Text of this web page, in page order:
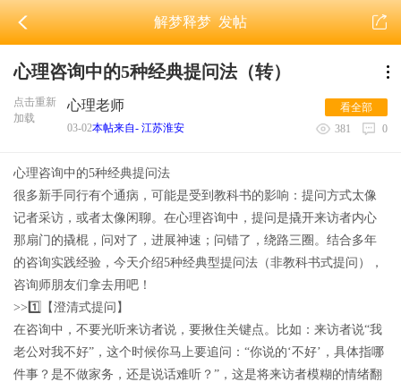
解梦释梦发帖
心理咨询中的5种经典提问法（转）
点击重新
加载
心理老师
03-02本帖来自- 江苏淮安
看全部
381
0
心理咨询中的5种经典提问法
很多新手同行有个通病，可能是受到教科书的影响：提问方式太像
记者采访，或者太像闲聊。在心理咨询中，提问是撬开来访者内心
那扇门的撬棍，问对了，进展神速；问错了，绕路三圈。结合多年
的咨询实践经验，今天介绍5种经典型提问法（非教科书式提问），
咨询师朋友们拿去用吧！
>>1️⃣【澄清式提问】
在咨询中，不要光听来访者说，要揪住关键点。比如：来访者说“我
老公对我不好”，这个时候你马上要追问：“你说的‘不好’，具体指哪
件事？是不做家务，还是说话难听？”，这是将来访者模糊的情绪翻